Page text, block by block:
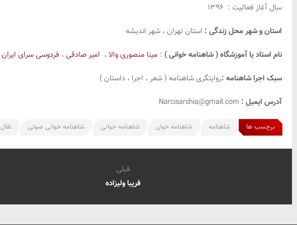
سال آغاز فعالیت : ۱۳۹۶
استان و شهر محل زندگی : استان تهران ، شهر اندیشه
نام استاد یا آموزشگاه ( شاهنامه خوانی ) : مینا منصوری والا ، امیر صادقی ، فردوسی سرای ایران
سبک اجرا شاهنامه :روایتگری شاهنامه ( شعر ، اجرا ، داستان )
آدرس ایمیل : Narcisarshia@gmail.com
برچسب ها شاهنامه شاهنامه خوان شاهنامه خوانی شاهنامه خوانی صوتی نقال
قبلی
فریبا ولیزاده